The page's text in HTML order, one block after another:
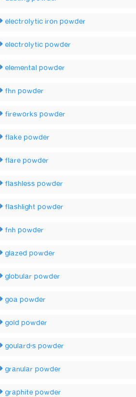
electrolytic iron powder
electrolytic powder
elemental powder
fhn powder
fireworks powder
flake powder
flare powder
flashless powder
flashlight powder
fnh powder
glazed powder
globular powder
goa powder
gold powder
goulard's powder
granular powder
graphite powder